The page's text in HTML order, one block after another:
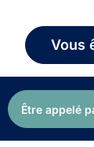
Vous
Être appelé